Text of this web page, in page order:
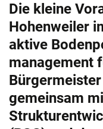
Die kleine
Hohenweiler
aktive
management
gemeinsam